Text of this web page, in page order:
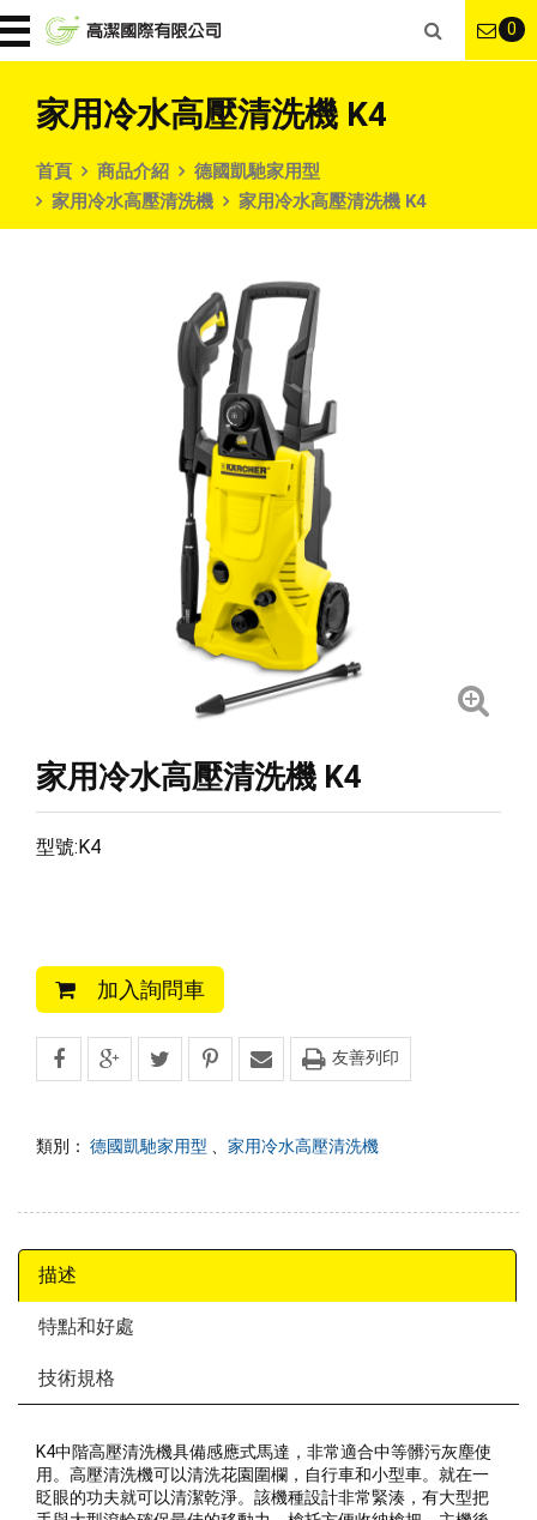
0
家用冷水高壓清洗機 K4
首頁 商品介紹
德國凱馳家用型
家用冷水高壓清洗機
家用冷水高壓清洗機 K4
家用冷水高壓清洗機 K4
型號:K4
加入詢問車
友善列印
類別： 德國凱馳家用型 家用冷水高壓清洗機
描述
特點和好處
技術規格
K4中階高壓清洗機具備感應式馬達，非常適合中等髒污灰塵使
用。高壓清洗機可以清洗花園圍欄，自行車和小型車。就在一
眨眼的功夫就可以清潔乾淨。該機種設計非常緊湊，有大型把